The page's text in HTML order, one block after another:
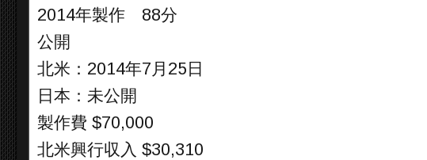
2014年製作 88分
公開
北米：2014年7月25日
日本：未公開
製作費 $70,000
北米興行収入 $30,310